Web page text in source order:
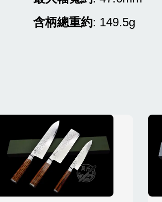
含柄總重約: 149.5g